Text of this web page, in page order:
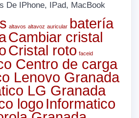
De IPhone, IPad, MacBook
altavos altavoz auricular batería
Cambiar cristal
Cristal roto faceid
Centro de carga
Lenovo Granada
LG Granada
logo Informatico